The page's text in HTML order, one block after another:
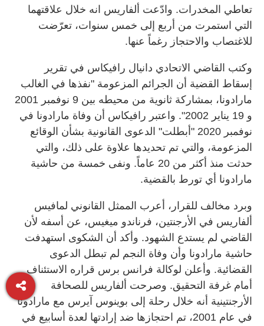
تعاطي المخدرات. وادّعت ألفاريس انه خلال علاقتهما
التي استمرت من أربع إلى خمس سنوات، تعرّضت
للاغتصاب والاحتجاز رغماً عنها.
وكتب القاضي الاتحادي دانيال رافيكاس في تقرير
إسقاط القضية أن الجرائم المزعومة "نفذها في الغالب
مارادونا، بمشاركة ثانوية من محيطه بين 9 نوفمبر 2001
و 19 يناير 2002". واعتبر رافيكاس أن وفاة مارادونا في
نوفمبر 2020 "أبطلت" الدعوى القانونية بشأن الوقائع
المزعومة، والتي تم تحديدها علاوة على ذلك، والتي
حدثت منذ أكثر من 20 عاماً. ونفى خمسة من حاشية
مارادونا أي تورط بالقضية.
وبرد مخالف للقرار، أعرب الممثل القانوني لمافيس
ألفاريس في الأرجنتين، فرناندو ميغيس، عن أسفه لأن
القاضي لم يستدع الشهود. وأكد أن الشكوى استهدفت
حاشية مارادونا وأن وفاة النجم لم تبطل الدعوى
القضائية. وأعلن لوكالة فرانس برس قراره الاستئناف
أمام غرفة التحقيق. وصرحت ألفاريس للصحافة
الأرجنتينية أنه خلال رحلة إلى بوينوس آيرس مع مارادونا
في عام 2001، تم احتجازها ضد إرادتها لعدة أسابيع في